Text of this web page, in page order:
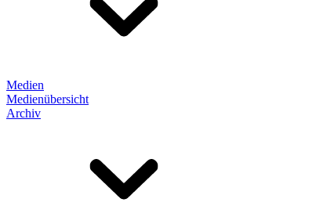
Medien
Medienübersicht
Archiv